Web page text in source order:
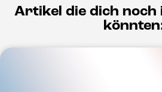
Artikel die dich